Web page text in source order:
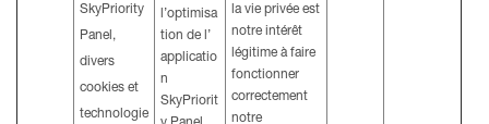
SkyPriority
Panel,
divers
cookies et
technologie
l’optimisa
tion de l’
applicatio
n
SkyPriorit
la vie privée est
notre intérêt
légitime à faire
fonctionner
correctement
notre